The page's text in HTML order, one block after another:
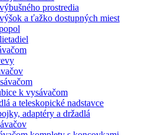
prostredia
a ťažko dostupných miest
k vysávačom
a teleskopické nadstavce
adaptéry a držadlá